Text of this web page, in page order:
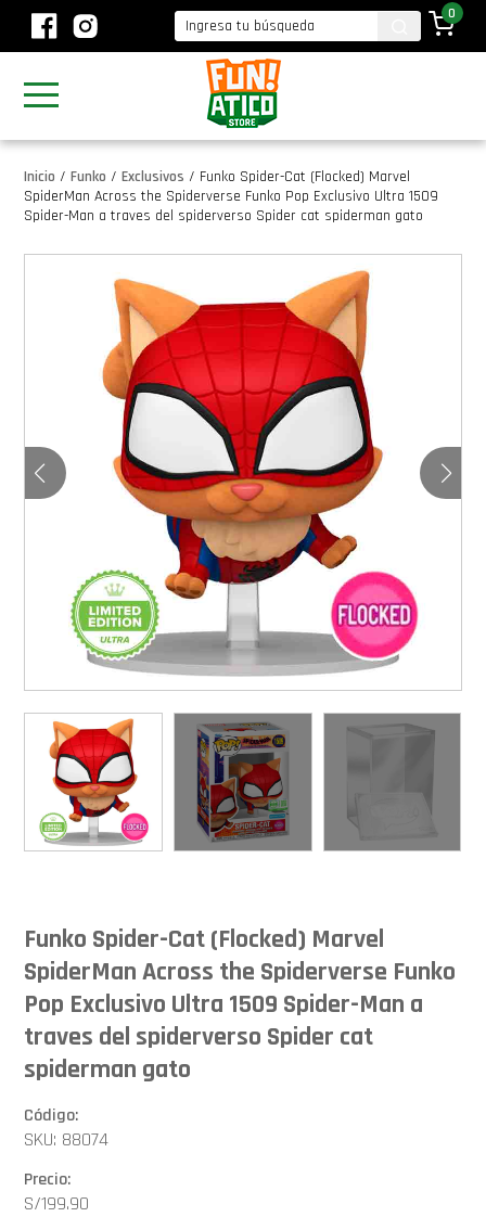
0
Inicio / Funko / Exclusivos / Funko Spider-Cat (Flocked) Marvel
SpiderMan Across the Spiderverse Funko Pop Exclusivo Ultra 1509
Spider-Man a traves del spiderverso Spider cat spiderman gato
Funko Spider-Cat (Flocked) Marvel
SpiderMan Across the Spiderverse Funko
Pop Exclusivo Ultra 1509 Spider-Man a
traves del spiderverso Spider cat
spiderman gato
Código:
SKU: 88074
Precio:
S/199.90